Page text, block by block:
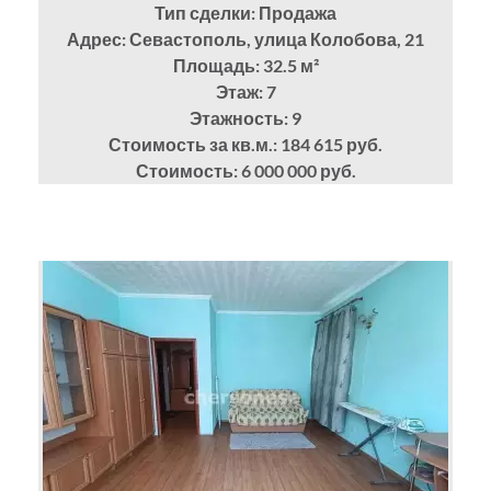
Тип сделки: Продажа
Адрес: Севастополь, улица Колобова, 21
Площадь: 32.5м²
Этаж: 7
Этажность: 9
Стоимость за кв.м.: 184 615 руб.
Стоимость: 6 000 000 руб.